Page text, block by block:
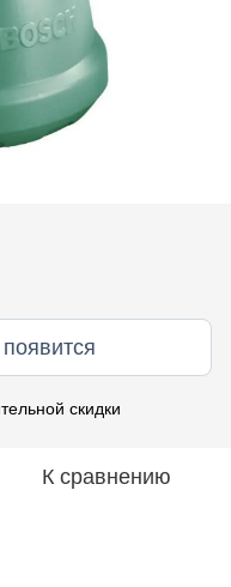
скидки
К сравнению